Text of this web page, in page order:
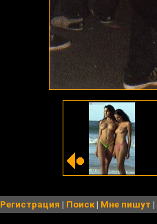
Регистрация | Поиск| Мне пишут |